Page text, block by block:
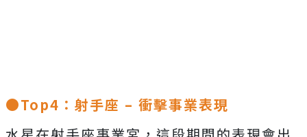
●Top4：射手座 – 衝擊事業表現